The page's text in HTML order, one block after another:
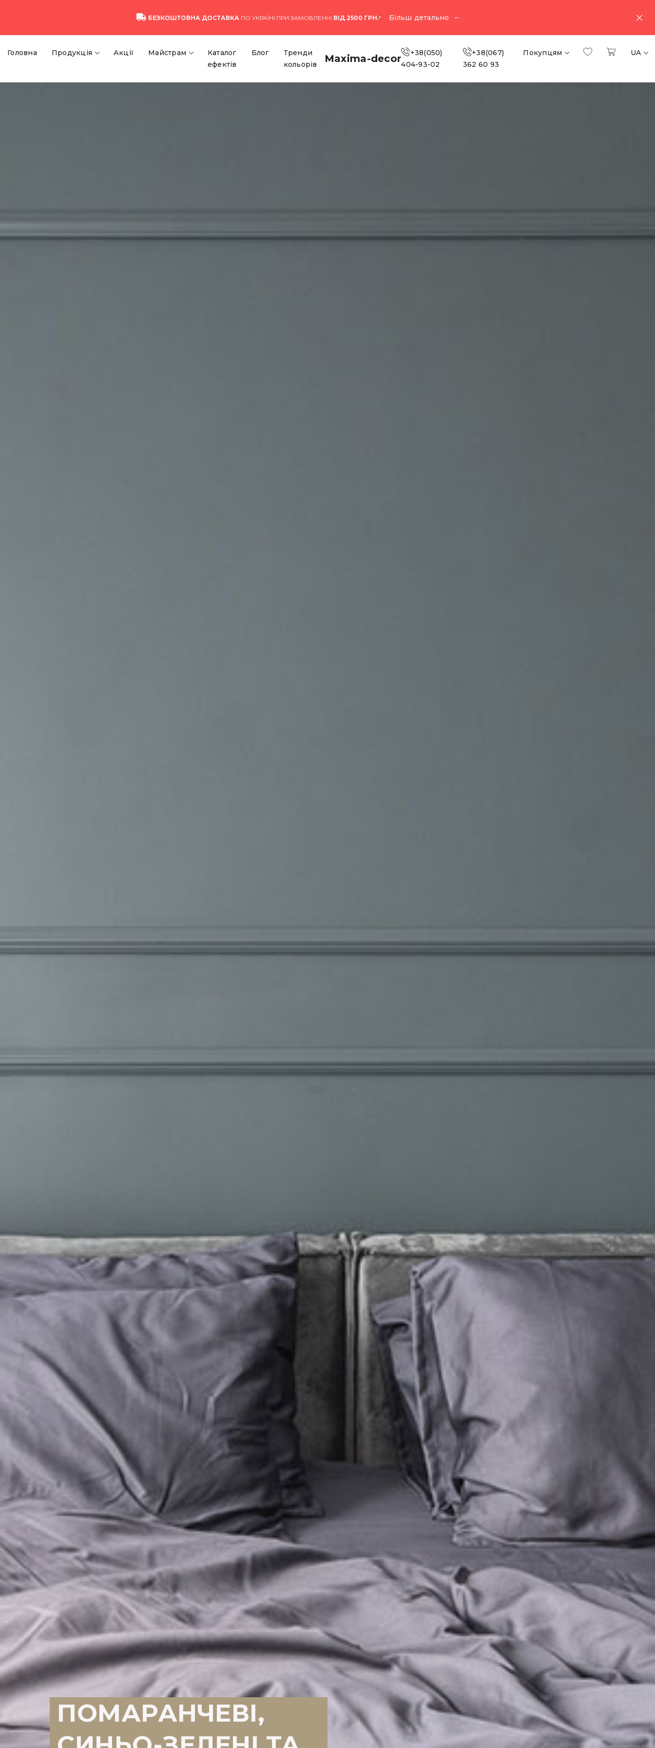
БЕЗКОШТОВНА ДОСТАВКА ПО УКРАЇНІ ПРИ ЗАМОВЛЕННІ ВІД 2500 ГРН.* Більш детально
Maxima-decor
Головна Продукція Акції Майстрам
Каталог
ефектів
Блог
Тренди
кольорів
+38(050)
404-93-02
+38(067)
362 60 93
Покупцям UA
ПОМАРАНЧЕВІ,